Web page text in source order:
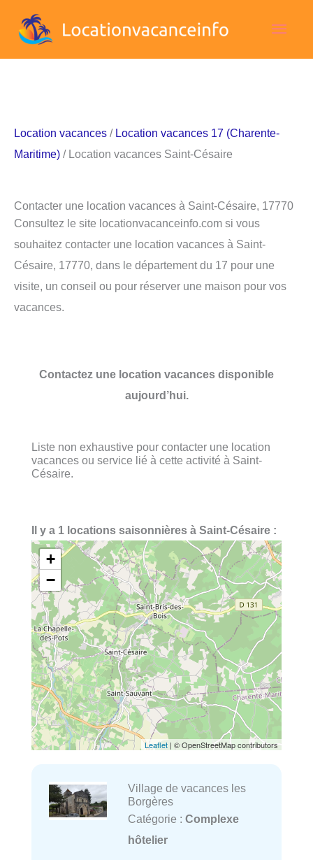
Location vacances / Location vacances 17 (Charente-
Maritime) / Location vacances Saint-Césaire
Contacter une location vacances à Saint-Césaire, 17770
Consultez le site locationvacanceinfo.com si vous
souhaitez contacter une location vacances à Saint-
Césaire, 17770, dans le département du 17 pour une
visite, un conseil ou pour réserver une maison pour vos
vacances.
Contactez une location vacances disponible
aujourd’hui.
Liste non exhaustive pour contacter une location
vacances ou service lié à cette activité à Saint-
Césaire.
Il y a 1 locations saisonnières à Saint-Césaire :
+
−
Leaflet | © OpenStreetMap contributors
Village de vacances les
Borgères
Catégorie : Complexe
hôtelier